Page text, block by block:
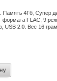
Память 4Гб, Супер
формата FLAC, 9
USB 2.0. Вес 16